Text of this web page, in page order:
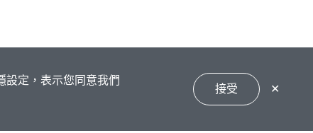
定，表示您同意我們
接受 ✕